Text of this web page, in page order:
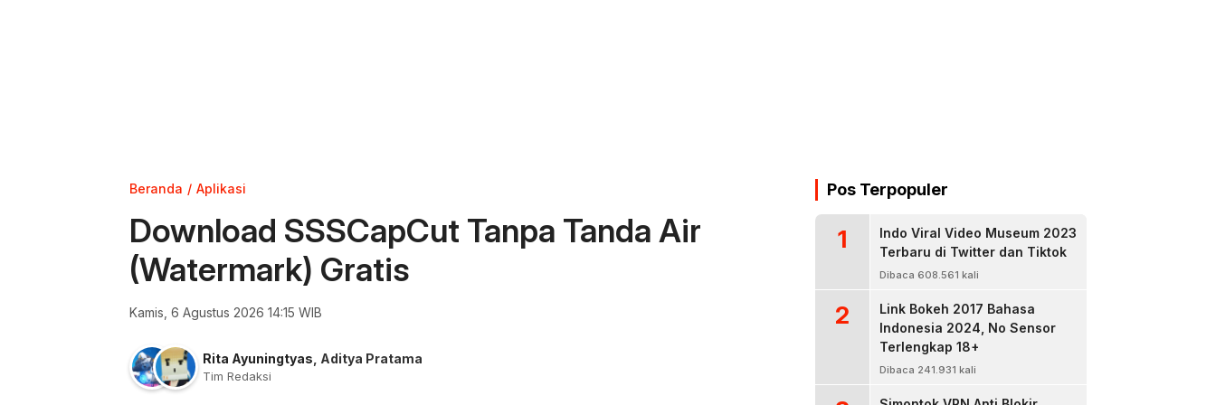
Beranda Aplikasi
Download SSSCapCut Tanpa Tanda Air
(Watermark) Gratis
Kamis, 6 Agustus 2026 14:15 WIB
Rita Ayuningtyas Aditya Pratama
Tim Redaksi
Pos Terpopuler
1
Indo Viral Video Museum 2023
Terbaru di Twitter dan Tiktok
Dibaca 608.561 kali
2
Link Bokeh 2017 Bahasa
Indonesia 2024, No Sensor
Terlengkap 18+
Dibaca 241.931 kali